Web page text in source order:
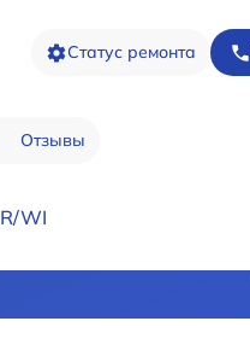
Статус ремонта
Отзывы
WI